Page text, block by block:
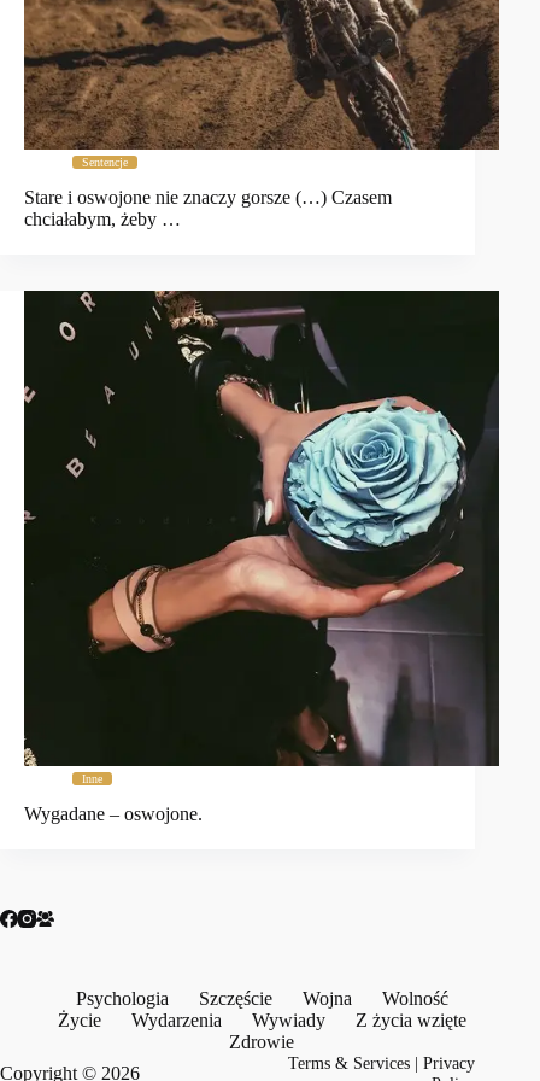
Sentencje
Stare i oswojone nie znaczy gorsze (…) Czasem
chciałabym, żeby …
Inne
Wygadane – oswojone.
Psychologia Szczęście Wojna
Wolność
Życie
Wydarzenia Wywiady
Z życia wzięte
Zdrowie
Copyright © 2026
Terms & Services |Privacy